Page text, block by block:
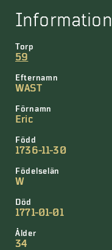
Information
Torp
59
Efternamn
WAST
Förnamn
Eric
Född
1736-11-30
Födelselän
W
Död
1771-01-01
Ålder
34